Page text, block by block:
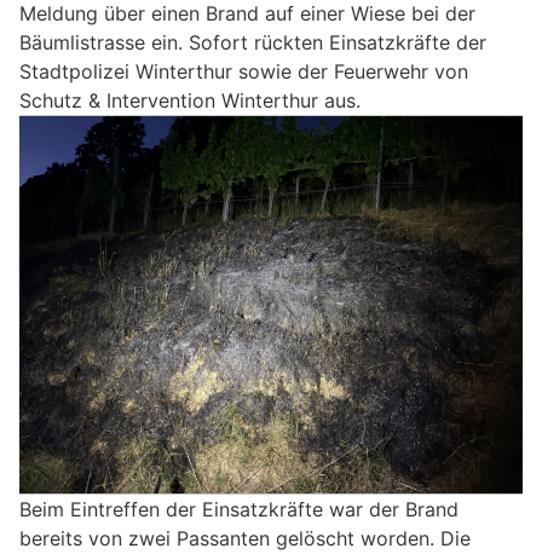
Meldung über einen Brand auf einer Wiese bei der
Bäumlistrasse ein. Sofort rückten Einsatzkräfte der
Stadtpolizei Winterthur sowie der Feuerwehr von
Schutz & Intervention Winterthur aus.
Beim Eintreffen der Einsatzkräfte war der Brand
bereits von zwei Passanten gelöscht worden. Die